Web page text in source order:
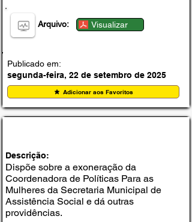
Arquivo: Visualizar
Publicado em:
segunda-feira, 22 de setembro de 2025
Adicionar aos Favoritos
Descrição:
Dispõe sobre a exoneração da
Coordenadora de Políticas Para as
Mulheres da Secretaria Municipal de
Assistência Social e dá outras
providências.